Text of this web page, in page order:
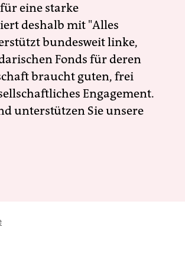
eine starke
deshalb mit "Alles
bundesweit linke,
Fonds für deren
braucht guten, frei
Engagement.
unterstützen Sie unsere